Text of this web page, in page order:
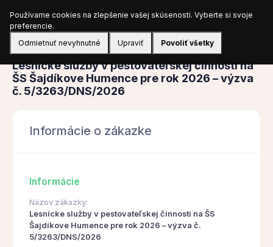
Prihlásiť sa
Obstarávanie
Lesnícke služby v pestovateľskej činnosti na
ŠS Šajdíkove Humence pre rok 2026 – výzva
č. 5/3263/DNS/2026
Informácie o zákazke
Informácie
Názov zákazky:
Lesnícke služby v pestovateľskej činnosti na ŠS
Šajdíkove Humence pre rok 2026 – výzva č.
5/3263/DNS/2026
Používame cookies na zlepšenie vašej skúsenosti. Vyberte si svoje
preferencie.
Odmietnuť nevyhnutné
Upraviť Povoliť všetky